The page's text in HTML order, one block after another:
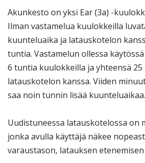
Akunkesto on yksi Ear (3a) -
Ilman vastamelua kuulokkeilla
kuunteluaika ja latauskotelon
tuntia. Vastamelun ollessa
6 tuntia kuulokkeilla ja yhteensä
latauskotelon kanssa. Viiden
saa noin tunnin lisää kuunteluaikaa.
Uudistuneessa latauskotelossa on
jonka avulla käyttäjä näkee
varaustason, latauksen